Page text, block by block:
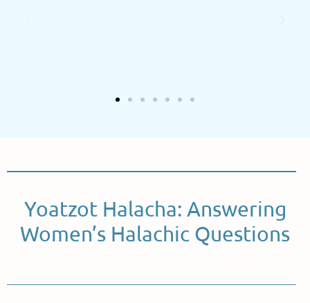
Yoatzot Halacha: Answering
Women’s Halachic Questions